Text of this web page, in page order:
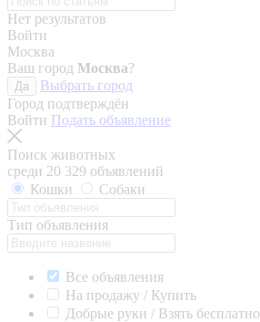
Нет результатов
Войти
Москва
Ваш город Москва?
Да
Выбрать город
Город подтверждён
Войти Подать объявление
Поиск животных
среди 20 329 объявлений
Кошки
Собаки
Тип объявления
Все объявления
На продажу / Купить
Добрые руки / Взять бесплатно